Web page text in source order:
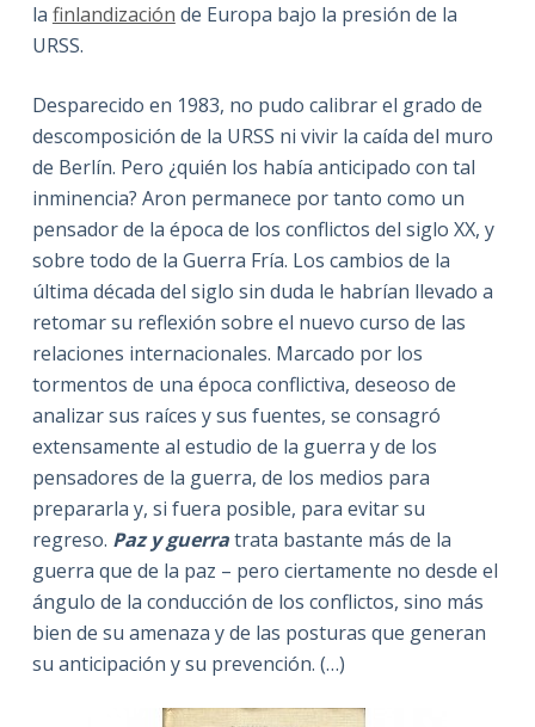
la finlandización de Europa bajo la presión de la
URSS.
Desparecido en 1983, no pudo calibrar el grado de
descomposición de la URSS ni vivir la caída del muro
de Berlín. Pero ¿quién los había anticipado con tal
inminencia? Aron permanece por tanto como un
pensador de la época de los conflictos del siglo XX, y
sobre todo de la Guerra Fría. Los cambios de la
última década del siglo sin duda le habrían llevado a
retomar su reflexión sobre el nuevo curso de las
relaciones internacionales. Marcado por los
tormentos de una época conflictiva, deseoso de
analizar sus raíces y sus fuentes, se consagró
extensamente al estudio de la guerra y de los
pensadores de la guerra, de los medios para
prepararla y, si fuera posible, para evitar su
regreso. Paz y guerratrata bastante más de la
guerra que de la paz – pero ciertamente no desde el
ángulo de la conducción de los conflictos, sino más
bien de su amenaza y de las posturas que generan
su anticipación y su prevención. (…)